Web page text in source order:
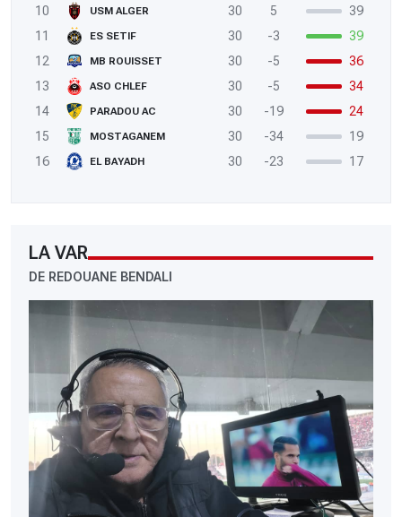
10
USM ALGER 30 5
39
11
ES SETIF 30 -3
39
12
MB ROUISSET 30 -5
36
13
ASO CHLEF 30 -5
34
14
PARADOU AC 30 -19
24
15
MOSTAGANEM 30 -34
19
16
EL BAYADH 30 -23 17
LA VAR
DE REDOUANE BENDALI